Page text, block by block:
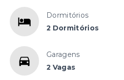
Dormitórios
2 Dormitórios
Garagens
2 Vagas